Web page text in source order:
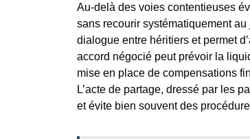
Au-delà des voies contentieuses
sans recourir systématiquement
dialogue entre héritiers et permet
accord négocié peut prévoir la
mise en place de compensations
L’acte de partage, dressé par les
et évite bien souvent des